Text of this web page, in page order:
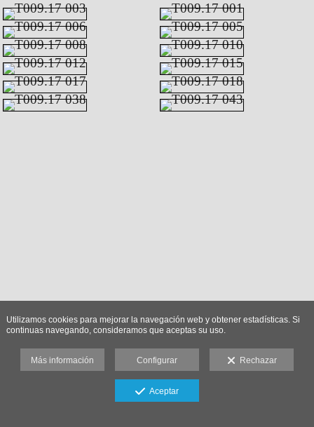
Utilizamos cookies para mejorar la navegación web y obtener estadísticas. Si
continuas navegando, consideramos que aceptas su uso.
Más información Configurar Rechazar
Aceptar